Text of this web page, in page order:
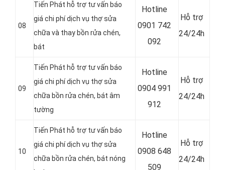
08
Tiến Phát hỗ trợ tư vấn báo
giá chi phí dịch vụ thợ sửa
chữa và thay bồn rửa chén,
bát
Hotline
0901 742
092
Hỗ trợ
24/24h
09
Tiến Phát hỗ trợ tư vấn báo
giá chi phí dịch vụ thợ sửa
chữa bồn rửa chén, bát âm
tường
Hotline
0904 991
912
Hỗ trợ
24/24h
10
Tiến Phát hỗ trợ tư vấn báo
giá chi phí dịch vụ thợ sửa
chữa bồn rửa chén, bát nóng
Hotline
0908 648
509
Hỗ trợ
24/24h